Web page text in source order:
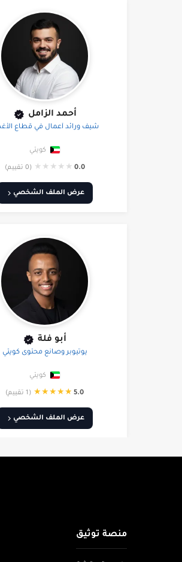
أحمد الزامل
شيف ورائد أعمال في قطاع
كويتي
0.0
★
★
★
★
★ (0 تقييم)
عرض الملف الشخصي
أبو فلة
يوتيوبر وصانع محتوى كويتي
كويتي
5.0
★
★
★
★
★ (1 تقييم)
عرض الملف الشخصي
منصة توثيق